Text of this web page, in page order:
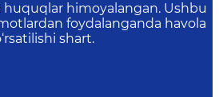
huquqlar himoyalangan. Ushbu
foydalanganda havola
shart.